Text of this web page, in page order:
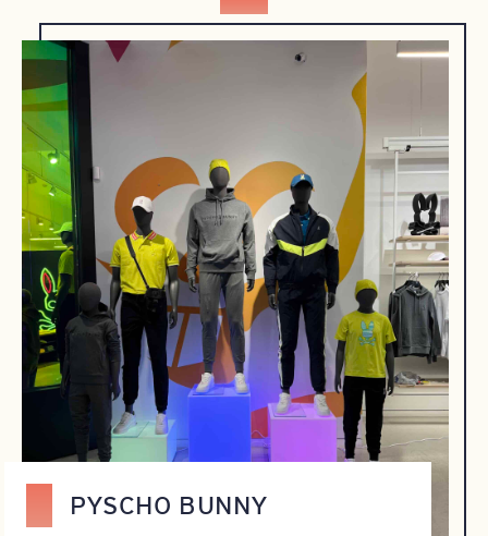
PYSCHO BUNNY